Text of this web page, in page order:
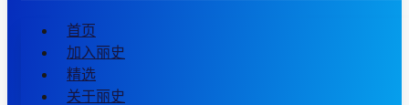
首页
加入丽史
精选
关于丽史